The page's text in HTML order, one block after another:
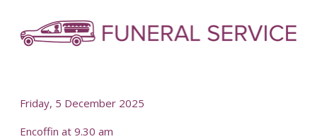
Friday, 5 December 2025
Encoffin at 9.30 am